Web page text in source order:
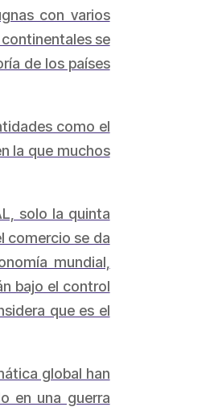
con varios
se
de los países
como el
la que muchos
solo la quinta
comercio se da
mundial,
bajo el control
que es el
global han
en una guerra